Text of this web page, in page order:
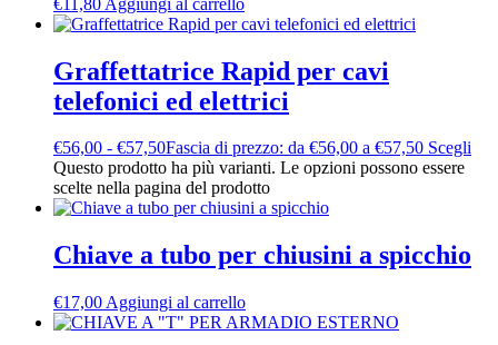
Graffettatrice Rapid per cavi
telefonici ed elettrici
€56,00 - €57,50Fascia di prezzo: da €56,00 a €57,50 Scegli
Questo prodotto ha più varianti. Le opzioni possono essere
scelte nella pagina del prodotto
Chiave a tubo per chiusini a spicchio
€17,00 Aggiungi al carrello